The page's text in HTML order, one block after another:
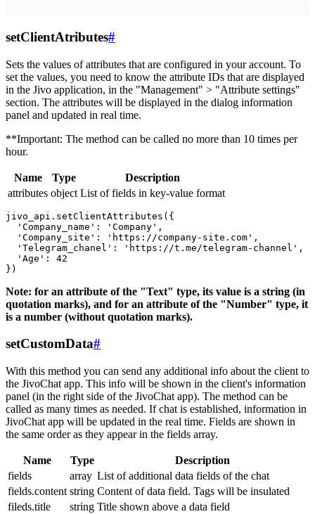
setClientAtributes#
Sets the values ​​of attributes that are configured in your account. To
set the values, you need to know the attribute IDs that are displayed
in the Jivo application, in the "Management" > "Attribute settings"
section. The attributes will be displayed in the dialog information
panel and updated in real time.
**Important: The method can be called no more than 10 times per
hour.
Name Type
Description
attributes object List of fields in key-value format
jivo_api.setClientAttributes({
  'Company_name': 'Company',
  'Company_site': 'https://company-site.com',
  'Telegram_chanel': 'https://t.me/telegram-channel',
  'Age': 42
Note: for an attribute of the "Text" type, its value is a string (in
quotation marks), and for an attribute of the "Number" type, it
is a number (without quotation marks).
setCustomData#
With this method you can send any additional info about the client to
the JivoChat app. This info will be shown in the client's information
panel (in the right side of the JivoChat app). The method can be
called as many times as needed. If chat is established, information in
JivoChat app will be updated in the real time. Fields are shown in
the same order as they appear in the fields array.
Name Type
Description
fields
array List of additional data fields of the chat
fields.content string Content of data field. Tags will be insulated
fileds.title
string Title shown above a data field